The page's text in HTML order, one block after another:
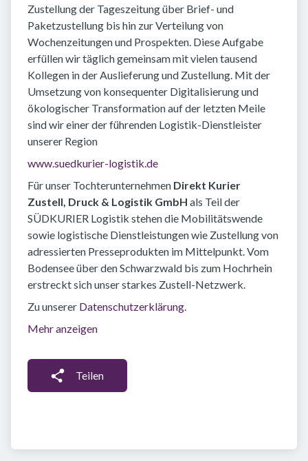
Zustellung der Tageszeitung über Brief- und
Paketzustellung bis hin zur Verteilung von
Wochenzeitungen und Prospekten. Diese Aufgabe
erfüllen wir täglich gemeinsam mit vielen tausend
Kollegen in der Auslieferung und Zustellung. Mit der
Umsetzung von konsequenter Digitalisierung und
ökologischer Transformation auf der letzten Meile
sind wir einer der führenden Logistik-Dienstleister
unserer Region
www.suedkurier-logistik.de
Für unser Tochterunternehmen Direkt Kurier
Zustell, Druck & Logistik GmbH als Teil der
SÜDKURIER Logistik stehen die Mobilitätswende
sowie logistische Dienstleistungen wie Zustellung von
adressierten Presseprodukten im Mittelpunkt. Vom
Bodensee über den Schwarzwald bis zum Hochrhein
erstreckt sich unser starkes Zustell-Netzwerk.
Zu unserer Datenschutzerklärung.
Mehr anzeigen
Teilen